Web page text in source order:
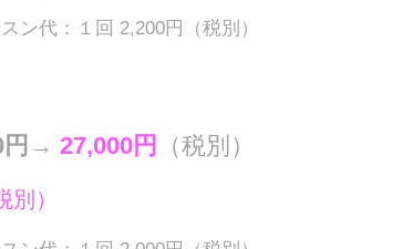
ン代：１回 2,200円（税別）
円→ 27,000円 （税別）
）